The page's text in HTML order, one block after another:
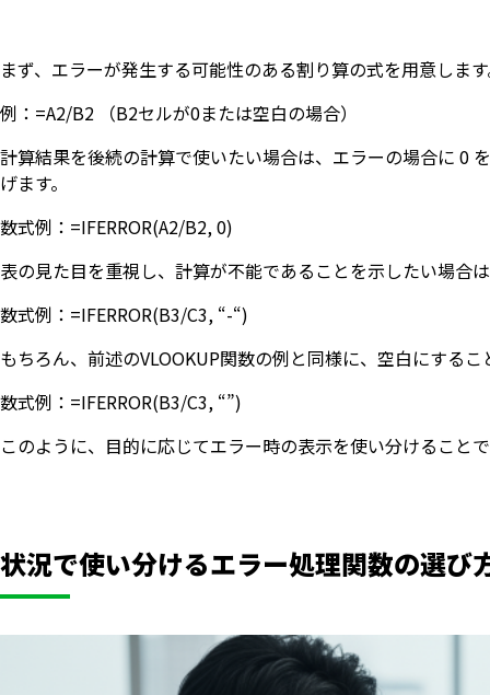
まず、エラーが発生する可能性のある割り算の式を用意しま
例：=A2/B2 （B2セルが0または空白の場合）
計算結果を後続の計算で使いたい場合は、エラーの場合に 0
げます。
数式例：=IFERROR(A2/B2, 0)
表の見た目を重視し、計算が不能であることを示したい場合
数式例：=IFERROR(B3/C3, “-“)
もちろん、前述のVLOOKUP関数の例と同様に、空白にするこ
数式例：=IFERROR(B3/C3, “”)
このように、目的に応じてエラー時の表示を使い分けること
状況で使い分けるエラー処理関数の選び